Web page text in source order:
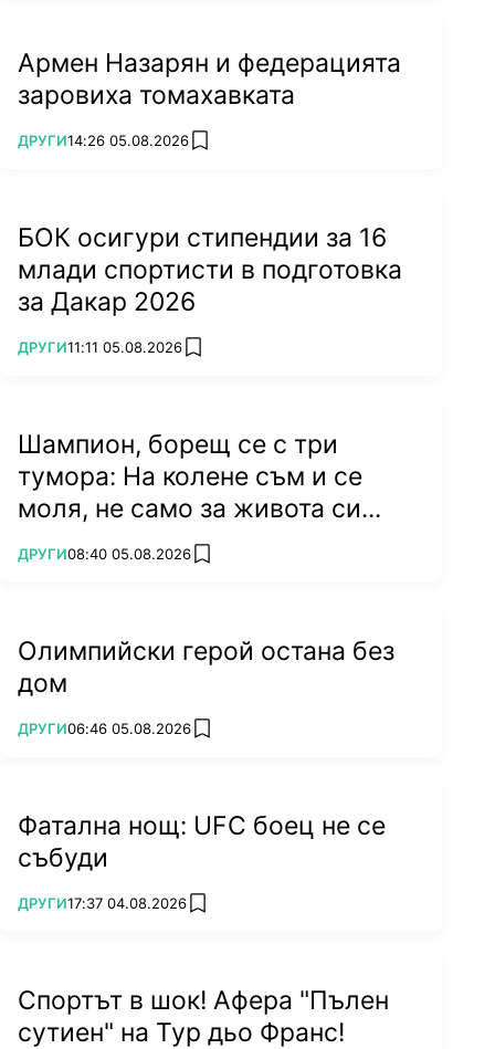
Армен Назарян и федерацията
заровиха томахавката
ПОВЕЧЕ ОТ
ДРУГИ14:26 05.08.2026 add favorites
БОК осигури стипендии за 16
млади спортисти в подготовка
за Дакар 2026
ПОВЕЧЕ ОТ
ДРУГИ11:11 05.08.2026 add favorites
Шампион, борещ се с три
тумора: На колене съм и се
моля, не само за живота си...
ПОВЕЧЕ ОТ
ДРУГИ08:40 05.08.2026 add favorites
Олимпийски герой остана без
дом
ПОВЕЧЕ ОТ
ДРУГИ06:46 05.08.2026 add favorites
Фатална нощ: UFC боец не се
събуди
ПОВЕЧЕ ОТ
ДРУГИ17:37 04.08.2026 add favorites
Спортът в шок! Афера "Пълен
сутиен" на Тур дьо Франс!